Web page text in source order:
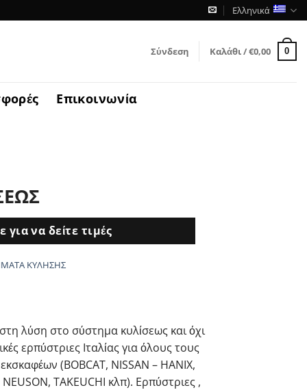
Ελληνικά
Σύνδεση Καλάθι /€0,00 0
Επικοινωνία
για να δείτε τιμές
ΚΥΛΗΣΗΣ
λύση στο σύστημα κυλίσεως και όχι
ερπύστριες Ιταλίας για όλους τους
(BOBCAT, NISSAN – HANIX,
TAKEUCHI κλπ). Ερπύστριες ,